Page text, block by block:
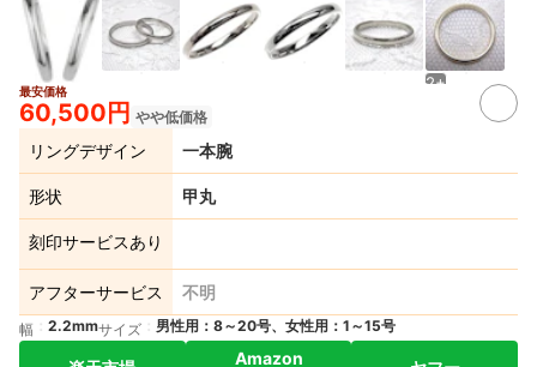
2+
最安価格
60,500円 やや低価格
リングデザイン 一本腕
形状 甲丸
刻印サービスあり
アフターサービス 不明
幅 2.2mmサイズ 男性用：8～20号、女性用：1～15号
Amazon